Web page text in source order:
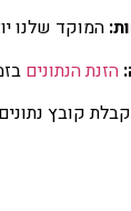
המוקד שלנו
הזנת הנתונים
קבלת קובץ